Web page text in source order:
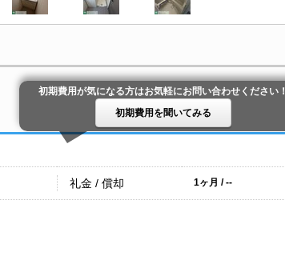
初期費用が気になる方はお気軽にお問い合わせください！
初期費用を聞いてみる
礼金 / 償却 1ヶ月 / --